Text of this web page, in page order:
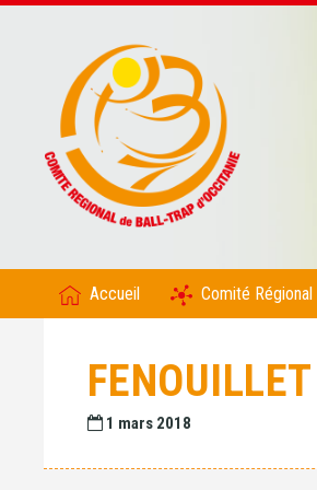
Accueil Comité Régional
1 mars 2018